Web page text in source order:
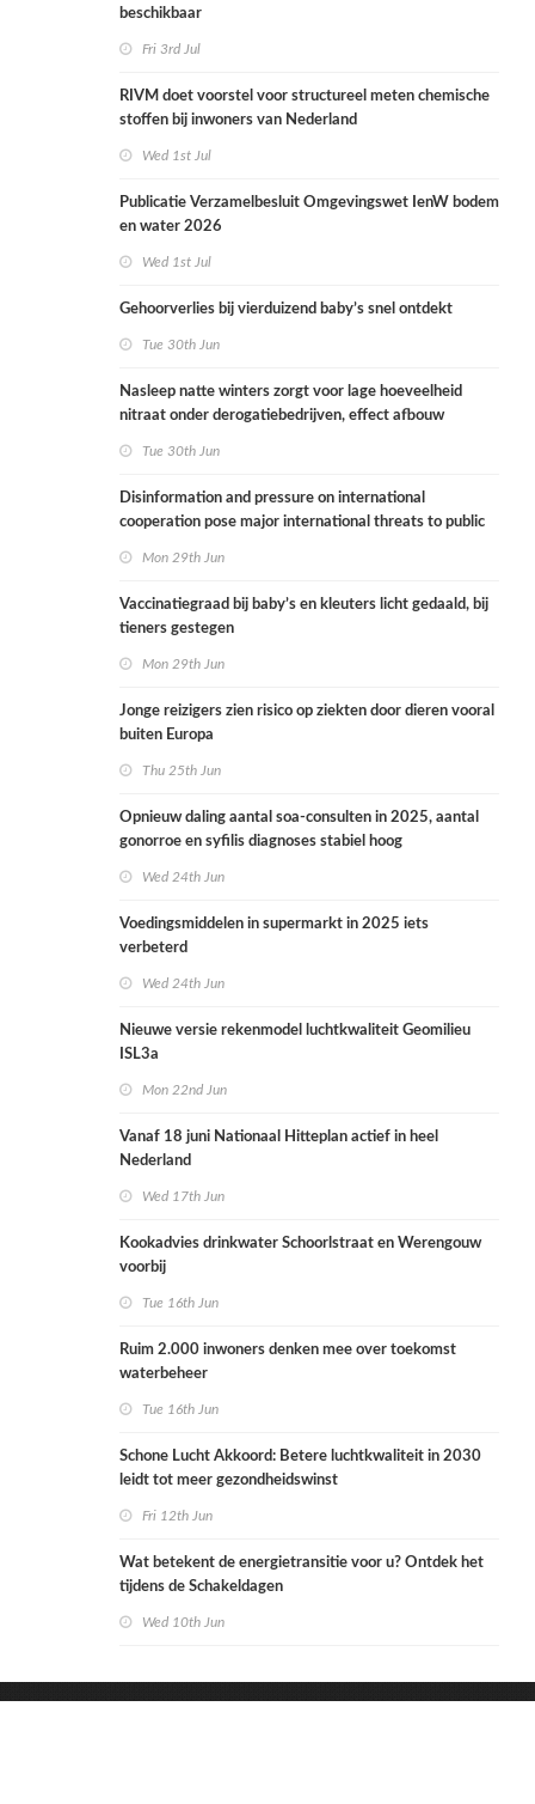
beschikbaar
Fri 3rd Jul
RIVM doet voorstel voor structureel meten chemische
stoffen bij inwoners van Nederland
Wed 1st Jul
Publicatie Verzamelbesluit Omgevingswet IenW bodem
en water 2026
Wed 1st Jul
Gehoorverlies bij vierduizend baby’s snel ontdekt
Tue 30th Jun
Nasleep natte winters zorgt voor lage hoeveelheid
nitraat onder derogatiebedrijven, effect afbouw
Tue 30th Jun
Disinformation and pressure on international
cooperation pose major international threats to public
Mon 29th Jun
Vaccinatiegraad bij baby’s en kleuters licht gedaald, bij
tieners gestegen
Mon 29th Jun
Jonge reizigers zien risico op ziekten door dieren vooral
buiten Europa
Thu 25th Jun
Opnieuw daling aantal soa-consulten in 2025, aantal
gonorroe en syfilis diagnoses stabiel hoog
Wed 24th Jun
Voedingsmiddelen in supermarkt in 2025 iets
verbeterd
Wed 24th Jun
Nieuwe versie rekenmodel luchtkwaliteit Geomilieu
ISL3a
Mon 22nd Jun
Vanaf 18 juni Nationaal Hitteplan actief in heel
Nederland
Wed 17th Jun
Kookadvies drinkwater Schoorlstraat en Werengouw
voorbij
Tue 16th Jun
Ruim 2.000 inwoners denken mee over toekomst
waterbeheer
Tue 16th Jun
Schone Lucht Akkoord: Betere luchtkwaliteit in 2030
leidt tot meer gezondheidswinst
Fri 12th Jun
Wat betekent de energietransitie voor u? Ontdek het
tijdens de Schakeldagen
Wed 10th Jun